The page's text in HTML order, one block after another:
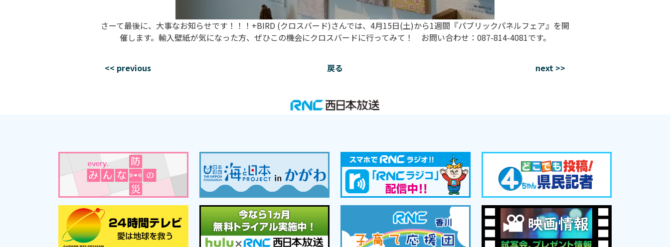
さーて最後に、大事なお知らせです！！！+BIRD (クロスバード)さんでは、4月15日(土)から1週間『パブリックパネルフェア』を開
催します。輸入壁紙が気になった方、ぜひこの機会にクロスバードに行ってみて！ お問い合わせ：087-814-4081です。
<< previous 戻る next >>